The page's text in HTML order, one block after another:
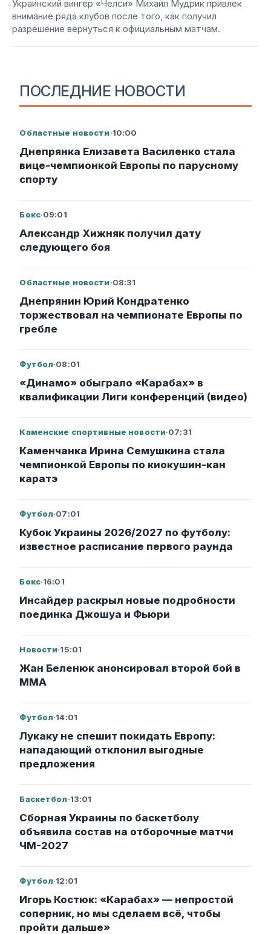
ПОСЛЕДНИЕ НОВОСТИ
Областные новости·10:00
Днепрянка Елизавета Василенко стала
вице-чемпионкой Европы по парусному
спорту
Бокс·09:01
Александр Хижняк получил дату
следующего боя
Областные новости·08:31
Днепрянин Юрий Кондратенко
торжествовал на чемпионате Европы по
гребле
Футбол·08:01
«Динамо» обыграло «Карабах» в
квалификации Лиги конференций (видео)
Каменские спортивные новости·07:31
Каменчанка Ирина Семушкина стала
чемпионкой Европы по киокушин-кан
каратэ
Футбол·07:01
Кубок Украины 2026/2027 по футболу:
известное расписание первого раунда
Бокс·16:01
Инсайдер раскрыл новые подробности
поединка Джошуа и Фьюри
Новости·15:01
Жан Беленюк анонсировал второй бой в
ММА
Футбол·14:01
Лукаку не спешит покидать Европу:
нападающий отклонил выгодные
предложения
Баскетбол·13:01
Сборная Украины по баскетболу
объявила состав на отборочные матчи
ЧМ-2027
Футбол·12:01
Игорь Костюк: «Карабах» — непростой
соперник, но мы сделаем всё, чтобы
пройти дальше»
Украинский вингер «Челси» Михаил Мудрик привлек
внимание ряда клубов после того, как получил
разрешение вернуться к официальным матчам.